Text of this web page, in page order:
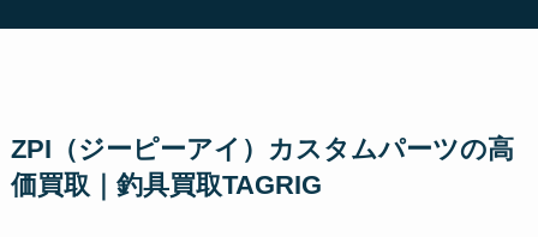
ZPI（ジーピーアイ）カスタムパーツの高
価買取｜釣具買取TAGRIG